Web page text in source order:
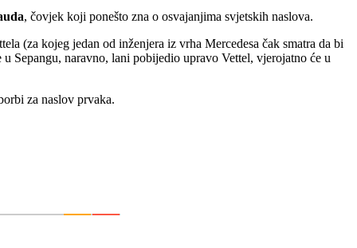
, čovjek koji ponešto zna o osvajanjima svjetskih naslova.
(za kojeg jedan od inženjera iz vrha Mercedesa čak smatra da bi
naravno, lani pobijedio upravo Vettel, vjerojatno će u
za naslov prvaka.